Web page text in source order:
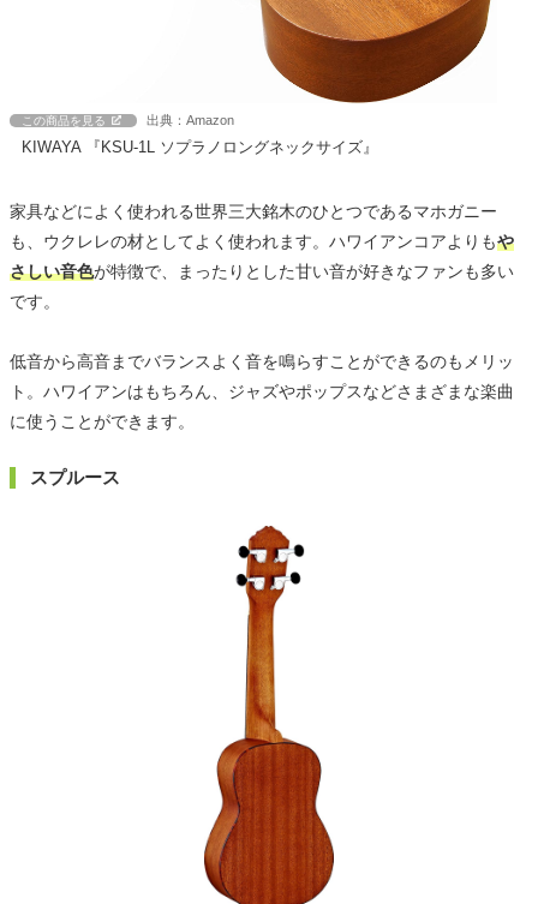
この商品を見る 出典：Amazon
KIWAYA 『KSU-1L ソプラノロングネックサイズ』
家具などによく使われる世界三大銘木のひとつであるマホガニー
も、ウクレレの材としてよく使われます。ハワイアンコアよりもや
さしい音色が特徴で、まったりとした甘い音が好きなファンも多い
です。
低音から高音までバランスよく音を鳴らすことができるのもメリッ
ト。ハワイアンはもちろん、ジャズやポップスなどさまざまな楽曲
に使うことができます。
スプルース